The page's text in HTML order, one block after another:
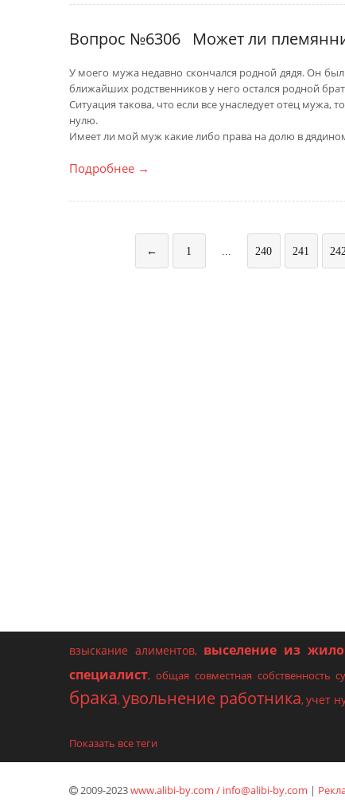
Вопрос №6306 Может ли
У моего мужа недавно скончался родной дядя. Он
ближайших родственников у него остался родной
Ситуация такова, что если все унаследует отец
нулю.
Имеет ли мой муж какие либо права на долю в
Подробнее →
← 1 ... 240 241
взыскание алиментов, выселение из
специалист, общая совместная собственность
брака,увольнение работника,учет
Показать все теги
2009-2023www.alibi-by.com / info@alibi-by.com |